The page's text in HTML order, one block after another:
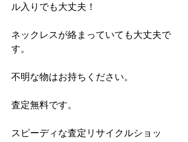
ル入りでも大丈夫！
ネックレスが絡まっていても大丈夫で
す。
不明な物はお持ちください。
査定無料です。
スピーディな査定リサイクルショッ